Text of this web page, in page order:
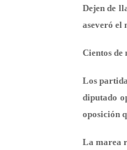
Dejen de
aseveró el
Cientos de
Los
diputado
oposición
La marea